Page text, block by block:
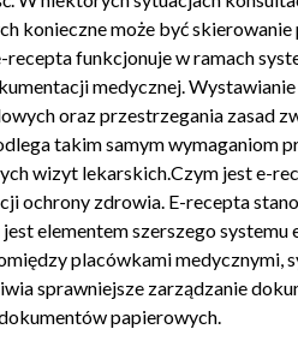
konieczne może być
funkcjonuje w ramach
medycznej.
oraz przestrzegania zasad
takim samym wymaganiom
wizyt lekarskich.Czym jest e-
ochrony zdrowia. E-recepta
elementem szerszego
placówkami medycznymi,
sprawniejsze zarządzanie
papierowych.